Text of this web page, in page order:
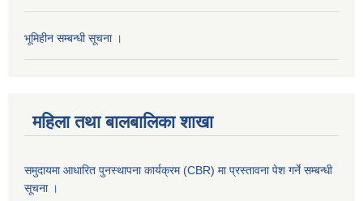
भूमिहीन सम्बन्धी सूचना ।
महिला तथा बालबालिका शाखा
समुदायमा आधारित पुनस्थापना कार्यक्रम (CBR) मा प्रस्तावना पेश गर्ने सम्बन्धी
सूचना ।